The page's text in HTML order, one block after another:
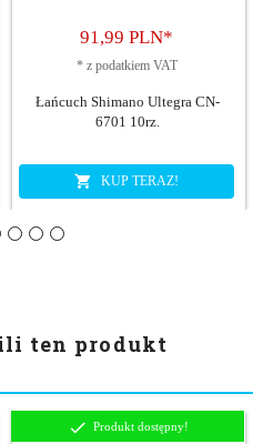
91,99 PLN*
* z podatkiem VAT
Łańcuch Shimano Ultegra CN-
6701 10rz.
KUP TERAZ!
ten produkt
Produkt dostępny!